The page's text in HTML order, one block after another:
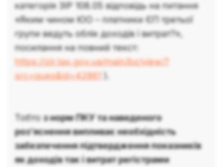
категорія ЗІР 108.05 відповідь на питання
«Яким чином ЮО – платники ЄП третьої
групи ведуть облік доходів і витрат?»,
посилання на повний текст:
https://zir.tax.gov.ua/main/bz/view/?
src=ques&id=42861
Тобтоз норм ПКУ та наведеного
роз’яснення випливає необхідність
забезпечення підтвердження показників
як доходів так і витрат регістрами